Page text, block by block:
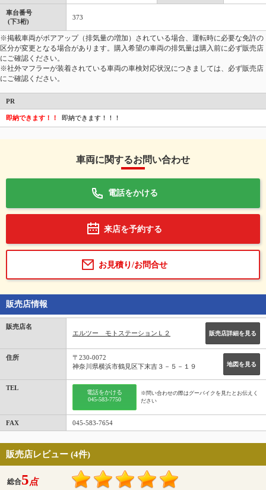
車台番号
(下3桁)
373
※掲載車両がボアアップ（排気量の増加）されている場合、運転時に必要な免許の
区分が変更となる場合があります。購入希望の車両の排気量は購入前に必ず販売店
にご確認ください。
※社外マフラーが装着されている車両の車検対応状況につきましては、必ず販売店
にご確認ください。
PR
即納できます！！ 即納できます！！！
車両に関するお問い合わせ
電話をかける
来店を予約する
お見積り/お問合せ
販売店情報
販売店名
エルツー モトステーションＬ２
販売店詳細を見る
住所
地図を見る
〒230-0072
神奈川県横浜市鶴見区下末吉３－５－１９
TEL
電話をかける
045-583-7750
※問い合わせの際はグーバイクを見たとお伝えく
ださい
FAX 045-583-7654
販売店レビュー (4件)
総合5点